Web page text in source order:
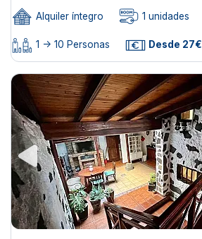
Alquiler íntegro 1 unidades
1 -> 10 Personas Desde